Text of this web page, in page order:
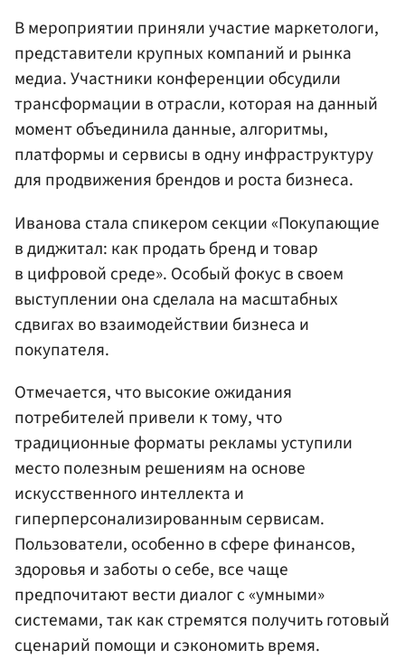
В мероприятии приняли участие маркетологи,
представители крупных компаний и рынка
медиа. Участники конференции обсудили
трансформации в отрасли, которая на данный
момент объединила данные, алгоритмы,
платформы и сервисы в одну инфраструктуру
для продвижения брендов и роста бизнеса.
Иванова стала спикером секции «Покупающие
в диджитал: как продать бренд и товар
в цифровой среде». Особый фокус в своем
выступлении она сделала на масштабных
сдвигах во взаимодействии бизнеса и
покупателя.
Отмечается, что высокие ожидания
потребителей привели к тому, что
традиционные форматы рекламы уступили
место полезным решениям на основе
искусственного интеллекта и
гиперперсонализированным сервисам.
Пользователи, особенно в сфере финансов,
здоровья и заботы о себе, все чаще
предпочитают вести диалог с «умными»
системами, так как стремятся получить готовый
сценарий помощи и сэкономить время.